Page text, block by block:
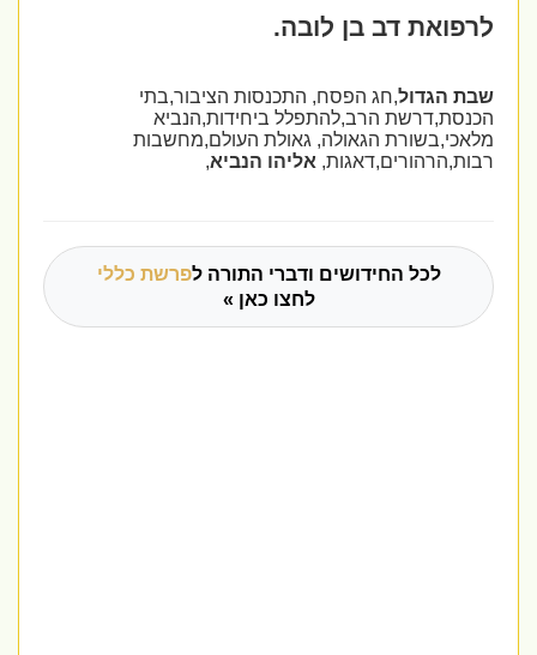
לרפואת דב בן לובה.
שבת הגדול,חג הפסח, התכנסות הציבור,בתי
הכנסת,דרשת הרב,להתפלל ביחידות,הנביא
מלאכי,בשורת הגאולה, גאולת העולם,מחשבות
רבות,הרהורים,דאגות,אליהו הנביא,
לכל החידושים ודברי התורה לפרשת כללי
לחצו כאן »